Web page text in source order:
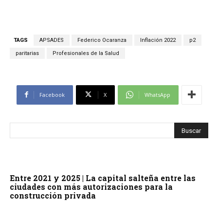
TAGS APSADES Federico Ocaranza Inflación 2022 p2
paritarias Profesionales de la Salud
Facebook X WhatsApp
Entre 2021 y 2025 | La capital salteña entre las
ciudades con más autorizaciones para la
construcción privada